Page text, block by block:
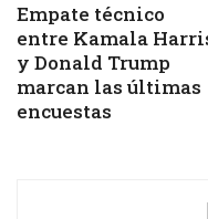
Empate técnico
entre Kamala
y Donald Trump
marcan las últimas
encuestas